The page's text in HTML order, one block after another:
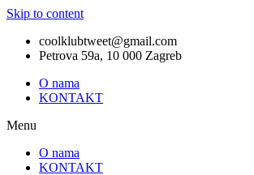
Skip to content
coolklubtweet@gmail.com
Petrova 59a, 10 000 Zagreb
O nama
KONTAKT
Menu
O nama
KONTAKT